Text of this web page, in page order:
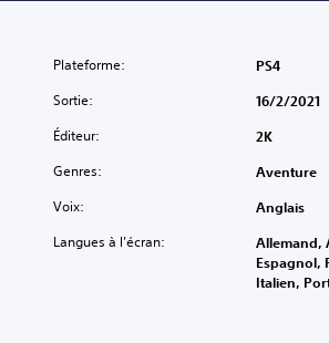
Plateforme: PS4
Sortie: 16/2/2021
Éditeur: 2K
Genres: Aventure
Voix: Anglais
Langues à l'écran:
Allemand,
Espagnol,
Italien,